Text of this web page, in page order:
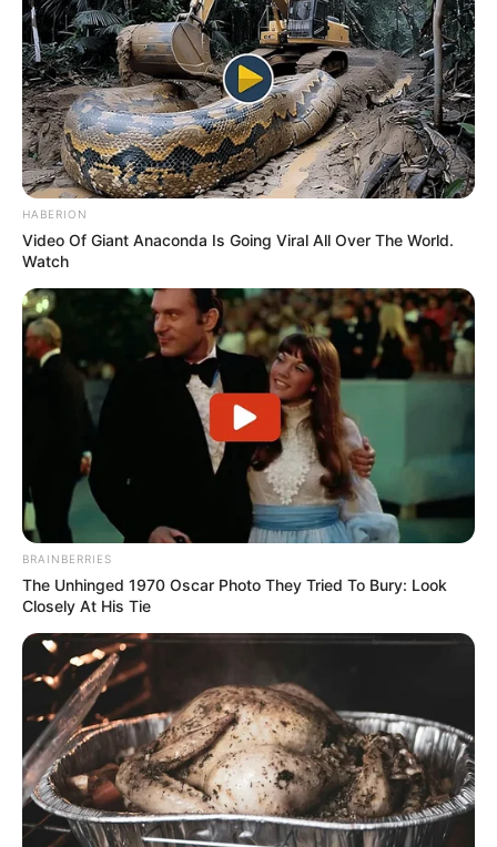
entanto, geralmente, nesse cômodo, as cortinas
são menores. Isso quer dizer que você precisa de
um pedaço de pano menor, ou seja, menos gastos.
HABERION
Video Of Giant Anaconda Is Going Viral All Over The World.
Watch
BRAINBERRIES
The Unhinged 1970 Oscar Photo They Tried To Bury: Look
Closely At His Tie